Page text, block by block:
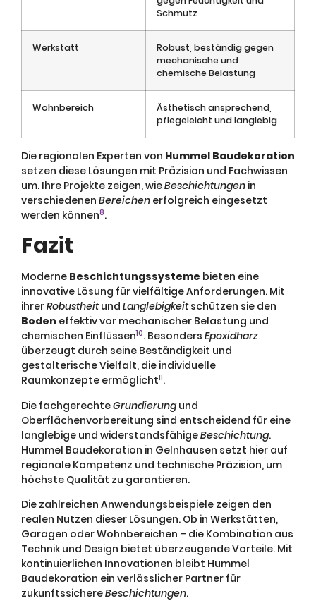
Schmutz
Werkstatt
Robust, beständig gegen
mechanische und
chemische Belastung
Wohnbereich
Ästhetisch ansprechend,
pflegeleicht und langlebig
Die regionalen Experten von Hummel Baudekoration
setzen diese Lösungen mit Präzision und Fachwissen
um. Ihre Projekte zeigen, wieBeschichtungen in
verschiedenen Bereichen erfolgreich eingesetzt
werden können8.
Fazit
Moderne Beschichtungssysteme bieten eine
innovative Lösung für vielfältige Anforderungen. Mit
ihrerRobustheitund Langlebigkeitschützen sie den
Boden effektiv vor mechanischer Belastung und
chemischen Einflüssen10. Besonders Epoxidharz
überzeugt durch seine Beständigkeit und
gestalterische Vielfalt, die individuelle
Raumkonzepte ermöglicht11.
Die fachgerechteGrundierungund
Oberflächenvorbereitung sind entscheidend für eine
langlebige und widerstandsfähigeBeschichtung.
Hummel Baudekoration in Gelnhausen setzt hier auf
regionale Kompetenz und technische Präzision, um
höchste Qualität zu garantieren.
Die zahlreichen Anwendungsbeispiele zeigen den
realen Nutzen dieser Lösungen. Ob in Werkstätten,
Garagen oder Wohnbereichen – die Kombination aus
Technik und Design bietet überzeugende Vorteile. Mit
kontinuierlichen Innovationen bleibt Hummel
Baudekoration ein verlässlicher Partner für
zukunftssichereBeschichtungen.